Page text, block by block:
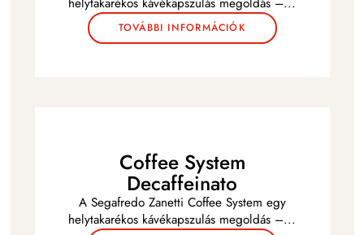
TOVÁBBI INFORMÁCIÓK
Coffee System
Decaffeinato
A Segafredo Zanetti Coffee System egy
helytakarékos kávékapszulás megoldás –...